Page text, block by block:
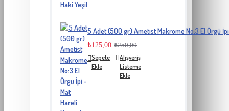
5 Adet (500 gr) Ametist Makrome No:3 El Örgü
₺125,00 ₺250,00
Sepete
Ekle
Alışveriş
Listeme
Ekle